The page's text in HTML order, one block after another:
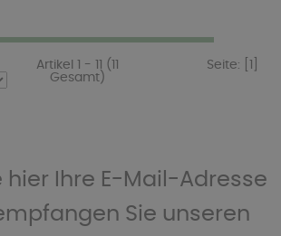
Artikel 1 - 11 (11
Gesamt)
Seite:
hier Ihre E-Mail-Adresse
Sie unseren